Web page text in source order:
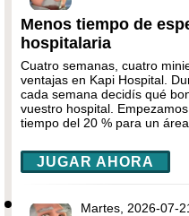
Menos tiempo de
hospitalaria
Cuatro semanas, cuatro
ventajas en Kapi Hospital.
cada semana decidís qué
vuestro hospital.
tiempo del 20 % para un
JUGAR AHORA
Martes, 2026-07-